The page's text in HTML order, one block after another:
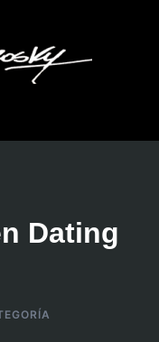
Dating